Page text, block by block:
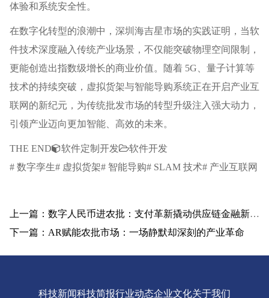
体验和系统安全性。
在数字化转型的浪潮中，深圳海吉星市场的实践证明，当软
件技术深度融入传统产业场景，不仅能突破物理空间限制，
更能创造出指数级增长的商业价值。随着 5G、量子计算等
技术的持续突破，虚拟货架与智能导购系统正在开启产业互
联网的新纪元，为传统批发市场的转型升级注入强大动力，
引领产业迈向更加智能、高效的未来。
THE END 软件定制开发
软件开发
# 数字孪生# 虚拟货架# 智能导购# SLAM 技术# 产业互联网
上一篇：数字人民币进农批：支付革新撬动供应链金融新未来
下一篇：AR赋能农批市场：一场静默却深刻的产业革命
科技新闻科技简报行业动态企业文化关于我们